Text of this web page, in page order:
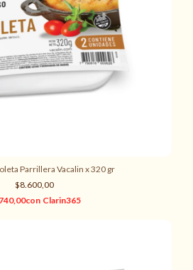
Parrillera Vacalin x 320 gr
$8.600,00